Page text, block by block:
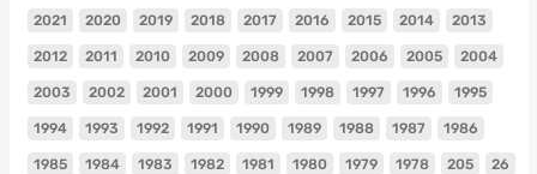
2021 2020 2019 2018 2017 2016 2015 2014 2013
2012 2011 2010 2009 2008 2007 2006 2005 2004
2003 2002 2001 2000 1999 1998 1997 1996 1995
1994 1993 1992 1991 1990 1989 1988 1987 1986
1985 1984 1983 1982 1981 1980 1979 1978 205 26